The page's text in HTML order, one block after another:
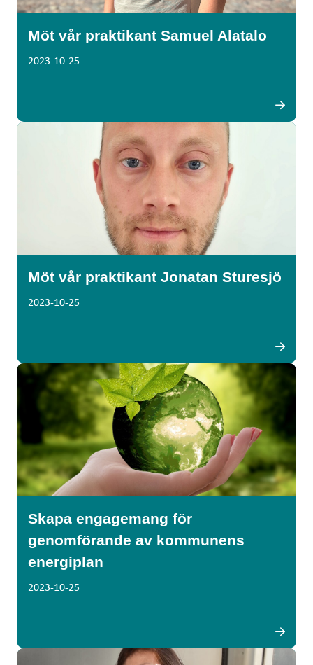
Möt vår praktikant Samuel Alatalo
2023-10-25
Möt vår praktikant Jonatan Sturesjö
2023-10-25
Skapa engagemang för
genomförande av kommunens
energiplan
2023-10-25